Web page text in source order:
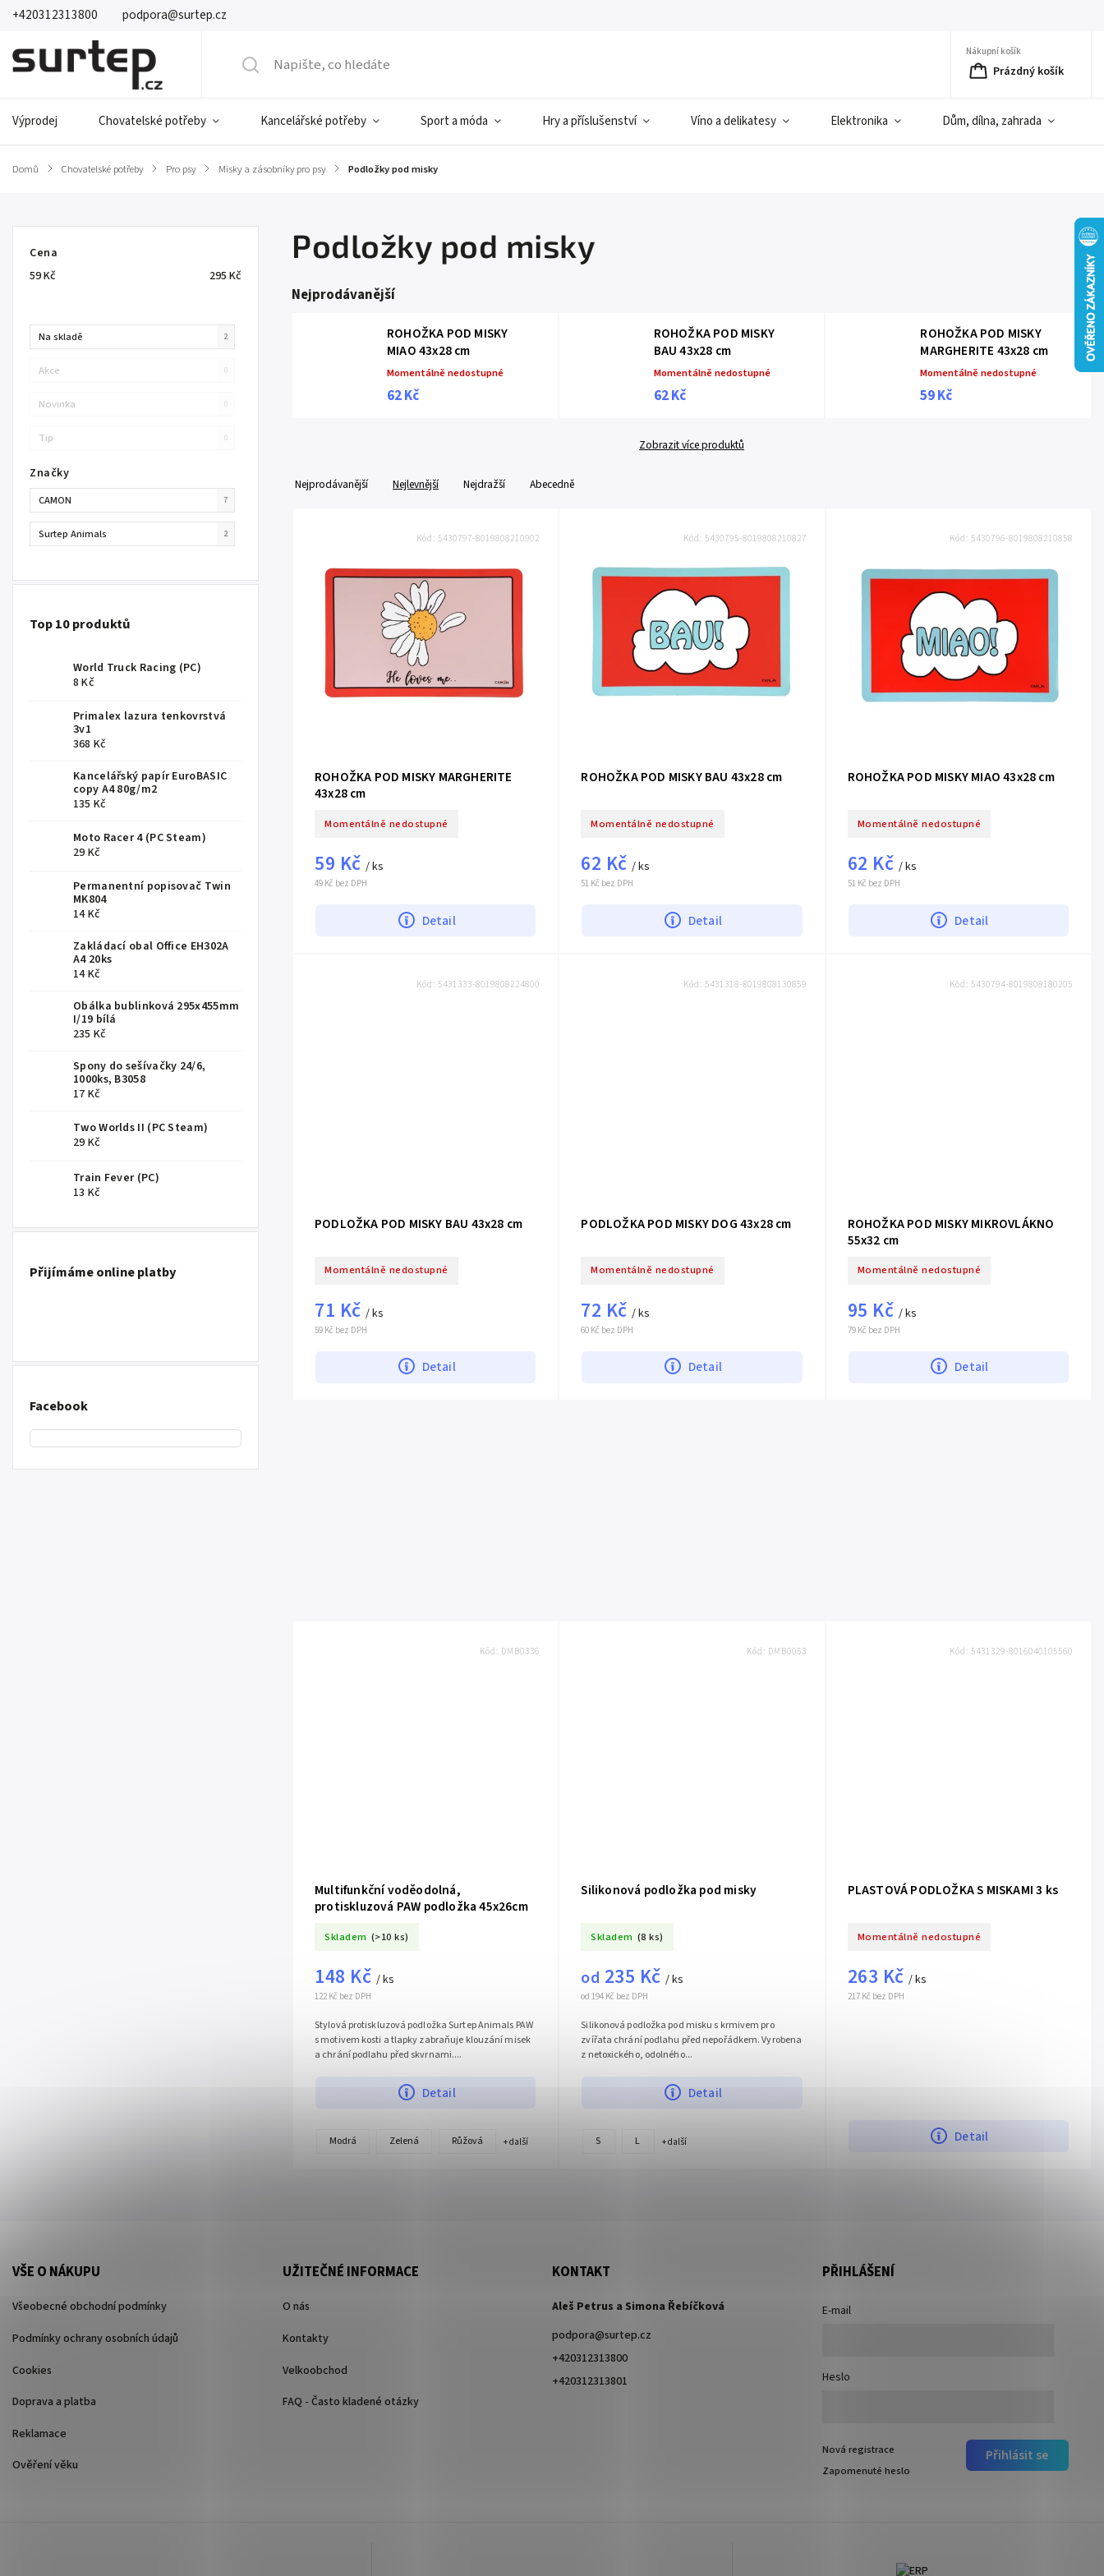
+420312313800 podpora@surtep.cz
Nákupní košík
Prázdný košík
Výprodej Chovatelské potřeby Kancelářské potřeby Sport a móda Hry a příslušenství Víno a delikatesy Elektronika Dům, dílna, zahrada
Domů / Chovatelské potřeby / Pro psy / Misky a zásobníky pro psy / Podložky pod misky
Cena
59Kč 295 Kč
Na skladě 2
Akce 0
Novinka 0
Tip 0
Značky
CAMON 7
Surtep Animals 2
Top 10 produktů
World Truck Racing (PC)
8 Kč
Primalex lazura tenkovrstvá
3v1
368 Kč
Kancelářský papír EuroBASIC
copy A4 80g/m2
135 Kč
Moto Racer 4 (PC Steam)
29 Kč
Permanentní popisovač Twin
MK804
14 Kč
Zakládací obal Office EH302A
A4 20ks
14 Kč
Obálka bublinková 295x455mm
I/19 bílá
235 Kč
Spony do sešívačky 24/6,
1000ks, B3058
17 Kč
Two Worlds II (PC Steam)
29 Kč
Train Fever (PC)
13 Kč
Přijímáme online platby
Facebook
Podložky pod misky
Nejprodávanější
ROHOŽKA POD MISKY
MIAO 43x28 cm
Momentálně nedostupné
62 Kč
ROHOŽKA POD MISKY
BAU 43x28 cm
Momentálně nedostupné
62 Kč
ROHOŽKA POD MISKY
MARGHERITE 43x28 cm
Momentálně nedostupné
59 Kč
Zobrazit více produktů
Nejprodávanější Nejlevnější Nejdražší Abecedně
ROHOŽKA POD MISKY MARGHERITE
43x28 cm
Momentálně nedostupné
49 Kč bez DPH
59 Kč / ks
Detail
Kód: 5430797-8019808210902
ROHOŽKA POD MISKY BAU 43x28 cm
Momentálně nedostupné
51 Kč bez DPH
62 Kč/ ks
Detail
Kód: 5430795-8019808210827
ROHOŽKA POD MISKY MIAO 43x28 cm
Momentálně nedostupné
51 Kč bez DPH
62 Kč / ks
Detail
Kód: 5430796-8019808210858
PODLOŽKA POD MISKY BAU 43x28 cm
Momentálně nedostupné
59 Kč bez DPH
71 Kč / ks
Detail
Kód: 5431333-8019808224800
PODLOŽKA POD MISKY DOG 43x28 cm
Momentálně nedostupné
60 Kč bez DPH
72 Kč/ ks
Detail
Kód: 5431318-8019808130859
ROHOŽKA POD MISKY MIKROVLÁKNO
55x32 cm
Momentálně nedostupné
79 Kč bez DPH
95 Kč / ks
Detail
Kód: 5430794-8019808180205
Multifunkční voděodolná,
protiskluzová PAW podložka 45x26cm
Skladem (>10 ks)
122 Kč bez DPH
148 Kč / ks
Detail
Stylová protiskluzová podložka Surtep Animals PAW
s motivem kosti a tlapky zabraňuje klouzání misek
a chrání podlahu před skvrnami....
Modrá Zelená Růžová + další
Kód: DMB0336
Silikonová podložka pod misky
Skladem (8 ks)
od 194 Kč bez DPH
od 235 Kč/ ks
Detail
Silikonová podložka pod misku s krmivem pro
zvířata chrání podlahu před nepořádkem. Vyrobena
z netoxického, odolného...
S L + další
Kód: DMB0053
PLASTOVÁ PODLOŽKA S MISKAMI 3 ks
Momentálně nedostupné
217 Kč bez DPH
263 Kč/ ks
Detail
Kód: 5431329-8016040105560
VŠE O NÁKUPU
Všeobecné obchodní podmínky
Podmínky ochrany osobních údajů
Cookies
Doprava a platba
Reklamace
Ověření věku
UŽITEČNÉ INFORMACE
O nás
Kontakty
Velkoobchod
FAQ - Často kladené otázky
KONTAKT
Aleš Petrus a Simona Řebíčková
podpora@surtep.cz
+420312313800
+420312313801
PŘIHLÁŠENÍ
E-mail
Heslo
Přihlásit se
Nová registrace
Zapomenuté heslo